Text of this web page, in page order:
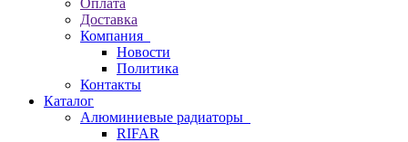
Оплата
Доставка
Компания
Новости
Политика
Контакты
Каталог
Алюминиевые радиаторы
RIFAR